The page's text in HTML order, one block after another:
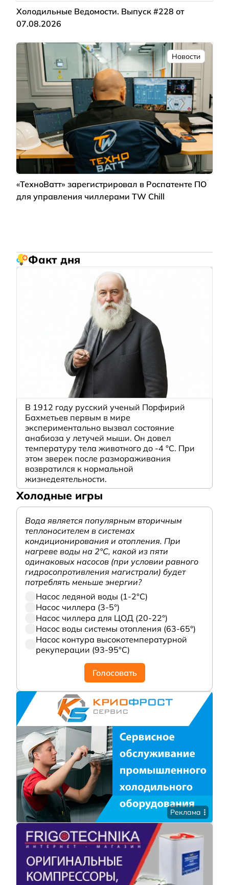
Холодильные Ведомости. Выпуск #228 от
07.08.2026
Новости
«ТехноВатт» зарегистрировал в Роспатенте ПО
для управления чиллерами TW Chill
Факт дня
В 1912 году русский ученый Порфирий
Бахметьев первым в мире
экспериментально вызвал состояние
анабиоза у летучей мыши. Он довел
температуру тела животного до -4 °C. При
этом зверек после размораживания
возвратился к нормальной
жизнедеятельности.
Холодные игры
Вода является популярным вторичным
теплоносителем в системах
кондиционирования и отопления. При
нагреве воды на 2°С, какой из пяти
одинаковых насосов (при условии равного
гидросопротивления магистрали) будет
потреблять меньше энергии?
Насос ледяной воды (1-2°С)
Насос чиллера (3-5°)
Насос чиллера для ЦОД (20-22°)
Насос воды системы отопления (63-65°)
Насос контура высокотемпературной
рекуперации (93-95°С)
Голосовать
Реклама